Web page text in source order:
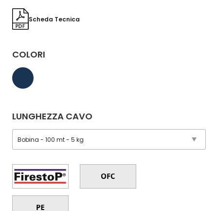
Scheda Tecnica
COLORI
LUNGHEZZA CAVO